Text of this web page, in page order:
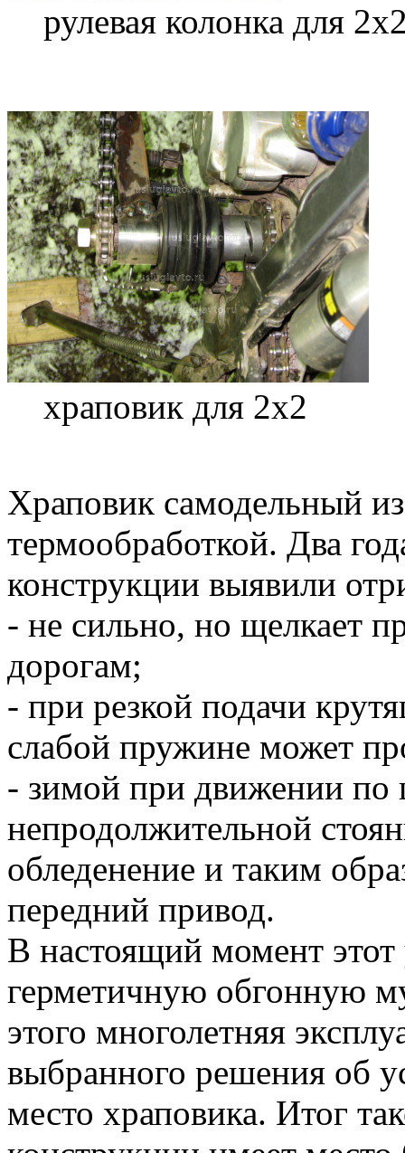
рулевая колонка для
храповик для 2х2
Храповик самодельный
термообработкой. Два
конструкции выявили
- не сильно, но щелкает
дорогам;
- при резкой подачи
слабой пружине может
- зимой при движении по
непродолжительной
обледенение и таким
передний привод.
В настоящий момент
герметичную обгонную
этого многолетняя
выбранного решения об
место храповика. Итог